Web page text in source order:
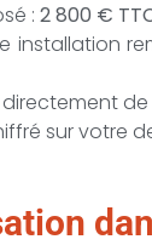
: 2 800 €
installation
de
sur votre